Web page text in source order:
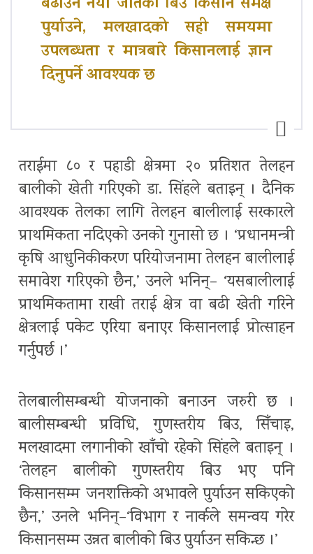
बढाउन नयाँ जातको बिउ किसान समक्ष
पुर्याउने, मलखादको सही समयमा
उपलब्धता र मात्रबारे किसानलाई ज्ञान
दिनुपर्ने आवश्यक छ
तराईमा ८० र पहाडी क्षेत्रमा २० प्रतिशत तेलहन
बालीको खेती गरिएको डा. सिंहले बताइन् । दैनिक
आवश्यक तेलका लागि तेलहन बालीलाई सरकारले
प्राथमिकता नदिएको उनको गुनासो छ । ‘प्रधानमन्त्री
कृषि आधुनिकीकरण परियोजनामा तेलहन बालीलाई
समावेश गरिएको छैन,’ उनले भनिन्– ‘यसबालीलाई
प्राथमिकतामा राखी तराई क्षेत्र वा बढी खेती गरिने
क्षेत्रलाई पकेट एरिया बनाएर किसानलाई प्रोत्साहन
गर्नुपर्छ ।’
तेलबालीसम्बन्धी योजनाको बनाउन जरुरी छ ।
बालीसम्बन्धी प्रविधि, गुणस्तरीय बिउ, सिँचाइ,
मलखादमा लगानीको खाँचो रहेको सिंहले बताइन् ।
‘तेलहन बालीको गुणस्तरीय बिउ भए पनि
किसानसम्म जनशक्तिको अभावले पुर्याउन सकिएको
छैन,’ उनले भनिन्–‘विभाग र नार्कले समन्वय गरेर
किसानसम्म उन्नत बालीको बिउ पुर्याउन सकिन्छ ।’